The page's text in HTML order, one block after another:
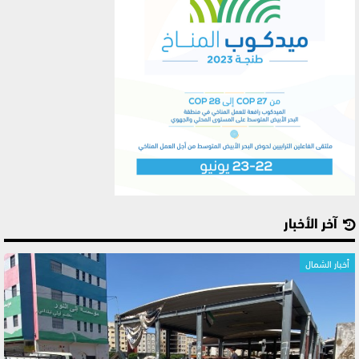
آخر الأخبار
أخبار الشمال